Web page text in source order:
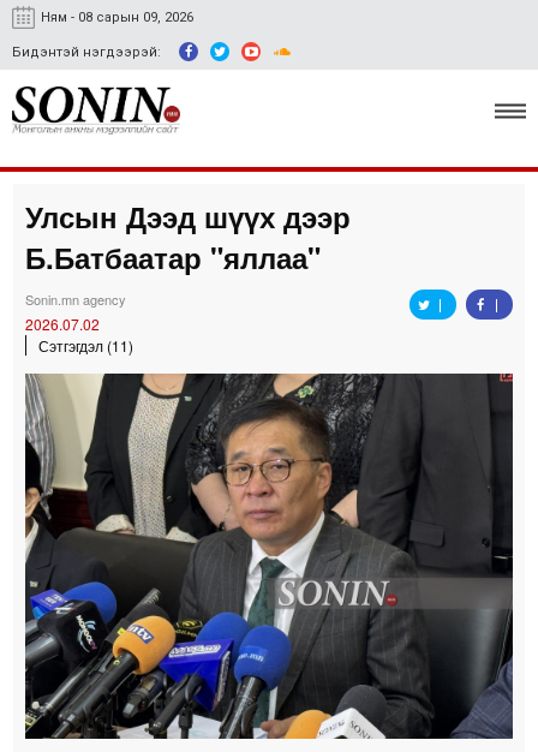
Ням - 08 сарын 09, 2026
Бидэнтэй нэгдээрэй:
Улс төр, эдийн засаг
Гэмт хэрэг
Спорт
Easy news
Улсын Дээд шүүх дээр
Б.Батбаатар "яллаа"
Sonin.mn agency
2026.07.02
Сэтгэгдэл (11)